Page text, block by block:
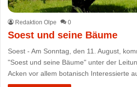
Redaktion Olpe 0
Soest und seine Bäume
Soest - Am Sonntag, den 11. August,
"Soest und seine Bäume" unter der
Acken vor allem botanisch Interessierte